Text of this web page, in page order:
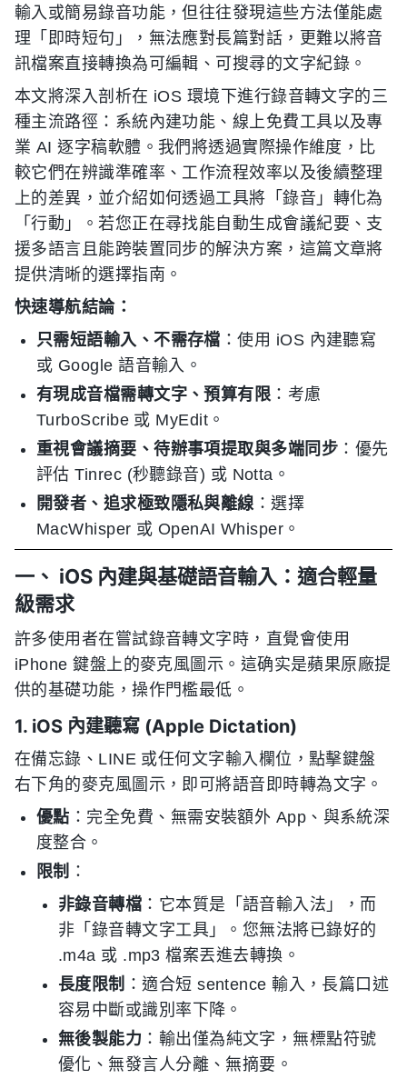
輸入或簡易錄音功能，但往往發現這些方法僅能處
理「即時短句」，無法應對長篇對話，更難以將音
訊檔案直接轉換為可編輯、可搜尋的文字紀錄。
本文將深入剖析在 iOS 環境下進行錄音轉文字的三
種主流路徑：系統內建功能、線上免費工具以及專
業 AI 逐字稿軟體。我們將透過實際操作維度，比
較它們在辨識準確率、工作流程效率以及後續整理
上的差異，並介紹如何透過工具將「錄音」轉化為
「行動」。若您正在尋找能自動生成會議紀要、支
援多語言且能跨裝置同步的解決方案，這篇文章將
提供清晰的選擇指南。
快速導航結論：
只需短語輸入、不需存檔 ：使用 iOS 內建聽寫
或 Google 語音輸入。
有現成音檔需轉文字、預算有限 ：考慮
TurboScribe 或 MyEdit。
重視會議摘要、待辦事項提取與多端同步 ：優先
評估 Tinrec (秒聽錄音) 或 Notta。
開發者、追求極致隱私與離線：選擇
MacWhisper 或 OpenAI Whisper。
一、 iOS 內建與基礎語音輸入：適合輕量
級需求
許多使用者在嘗試錄音轉文字時，直覺會使用
iPhone 鍵盤上的麥克風圖示。這确实是蘋果原廠提
供的基礎功能，操作門檻最低。
1. iOS 內建聽寫 (Apple Dictation)
在備忘錄、LINE 或任何文字輸入欄位，點擊鍵盤
右下角的麥克風圖示，即可將語音即時轉為文字。
優點 ：完全免費、無需安裝額外 App、與系統深
度整合。
限制 ：
非錄音轉檔 ：它本質是「語音輸入法」，而
非「錄音轉文字工具」。您無法將已錄好的
.m4a 或 .mp3 檔案丟進去轉換。
長度限制 ：適合短 sentence 輸入，長篇口述
容易中斷或識別率下降。
無後製能力 ：輸出僅為純文字，無標點符號
優化、無發言人分離、無摘要。